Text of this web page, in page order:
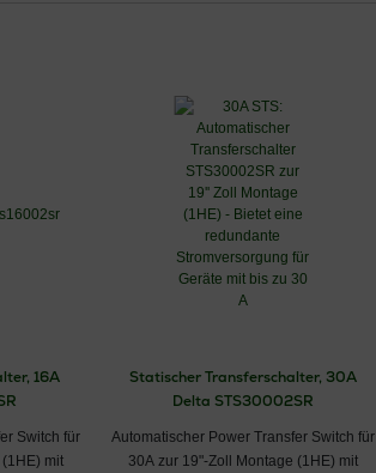
16A
Switch für
mit
Statischer Transferschalter, 30A
Delta STS30002SR
Automatischer Power Transfer Switch für
30A zur 19"-Zoll Montage (1HE) mit